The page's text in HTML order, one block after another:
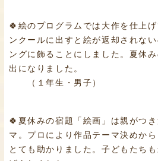
🍀絵のプログラムでは大作を仕上
ンクールに出すと絵が返却されな
ングに飾ることにしました。夏休
出になりました。
（１年生・男子）
🍀夏休みの宿題「絵画」は親がつ
マ。プロにより作品テーマ決めから
とても助かりました。子どもたち